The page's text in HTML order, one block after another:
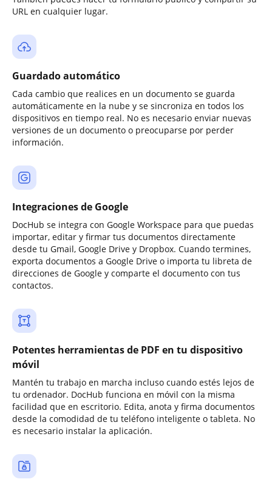
URL en cualquier lugar.
Guardado automático
Cada cambio que realices en un documento se guarda
automáticamente en la nube y se sincroniza en todos los
dispositivos en tiempo real. No es necesario enviar nuevas
versiones de un documento o preocuparse por perder
información.
Integraciones de Google
DocHub se integra con Google Workspace para que puedas
importar, editar y firmar tus documentos directamente
desde tu Gmail, Google Drive y Dropbox. Cuando termines,
exporta documentos a Google Drive o importa tu libreta de
direcciones de Google y comparte el documento con tus
contactos.
Potentes herramientas de PDF en tu dispositivo
móvil
Mantén tu trabajo en marcha incluso cuando estés lejos de
tu ordenador. DocHub funciona en móvil con la misma
facilidad que en escritorio. Edita, anota y firma documentos
desde la comodidad de tu teléfono inteligente o tableta. No
es necesario instalar la aplicación.